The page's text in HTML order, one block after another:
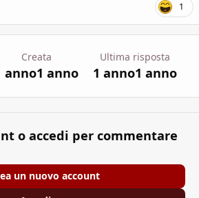
1
Creata
anno1 anno
Ultima risposta
1 anno1 anno
o accedi per commentare
un nuovo account